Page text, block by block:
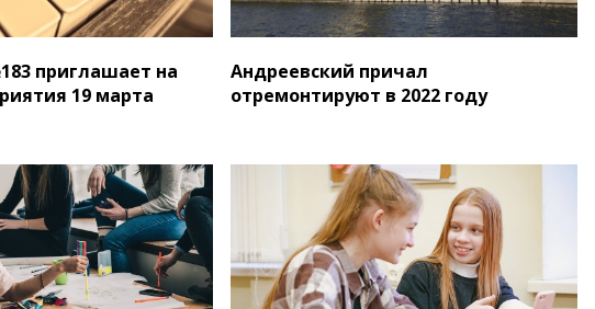
приглашает на
19 марта
Андреевский причал
отремонтируют в 2022 году